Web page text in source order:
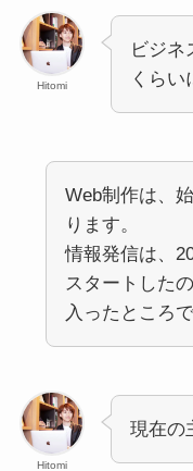
Hitomi
ビジネ
くらい
Web制作は、
ります。
情報発信は、
スタートした
入ったところで
Hitomi
現在の